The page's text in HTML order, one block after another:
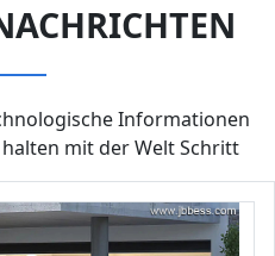
Informationen
mit der Welt Schritt